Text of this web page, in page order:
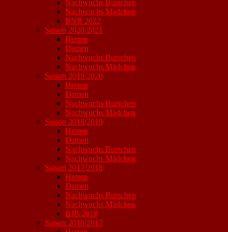
Nachwuchs Burschen
Nachwuchs Mädchen
BNB 2022
Saison 2020/2021
Herren
Damen
Nachwuchs Burschen
Nachwuchs Mädchen
Saison 2019/2020
Herren
Damen
Nachwuchs Burschen
Nachwuchs Mädchen
Saison 2018/2019
Herren
Damen
Nachwuchs Burschen
Nachwuchs Mädchen
Saison 2017/2018
Herren
Damen
Nachwuchs Burschen
Nachwuchs Mädchen
BJB 2018
Saison 2016/2017